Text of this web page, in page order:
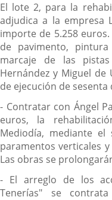
El lote 2, para la
adjudica a la empresa
importe de 5.258
de pavimento,
marcaje de las
Hernández y Miguel de
de ejecución de sesenta
- Contratar con Ángel
euros, la
Mediodía, mediante
paramentos verticales
Las obras se
- El arreglo de los
Tenerías" se